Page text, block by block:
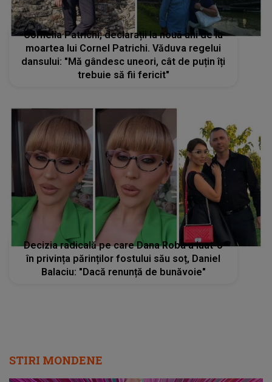
Cornelia Patrichi, declarații la nouă ani de la
moartea lui Cornel Patrichi. Văduva regelui
dansului: "Mă gândesc uneori, cât de puțin îți
trebuie să fii fericit"
Decizia radicală pe care Dana Roba a luat-o
în privința părinților fostului său soț, Daniel
Balaciu: "Dacă renunță de bunăvoie"
STIRI MONDENE